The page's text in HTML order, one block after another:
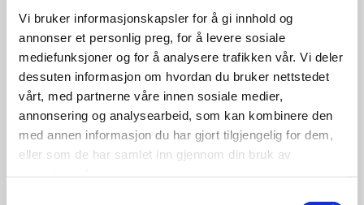
Vi bruker informasjonskapsler for å gi innhold og
annonser et personlig preg, for å levere sosiale
mediefunksjoner og for å analysere trafikken vår. Vi deler
dessuten informasjon om hvordan du bruker nettstedet
vårt, med partnerne våre innen sosiale medier,
annonsering og analysearbeid, som kan kombinere den
med annen informasjon du har gjort tilgjengelig for dem,
eller som de har samlet inn gjennom din bruk av